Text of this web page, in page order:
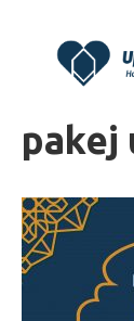
content
pakej